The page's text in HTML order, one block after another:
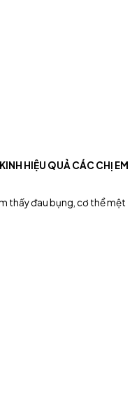
HIỆU QUẢ CÁC CHỊ EM
thấy đau bụng, cơ thể mệt